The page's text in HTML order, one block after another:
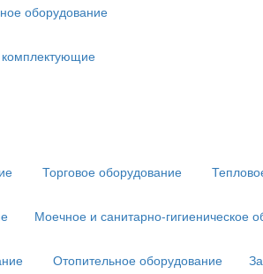
оборудование
комплектующие
Торговое оборудование
Моечное и санитарно-гигиеническое
Отопительное оборудование